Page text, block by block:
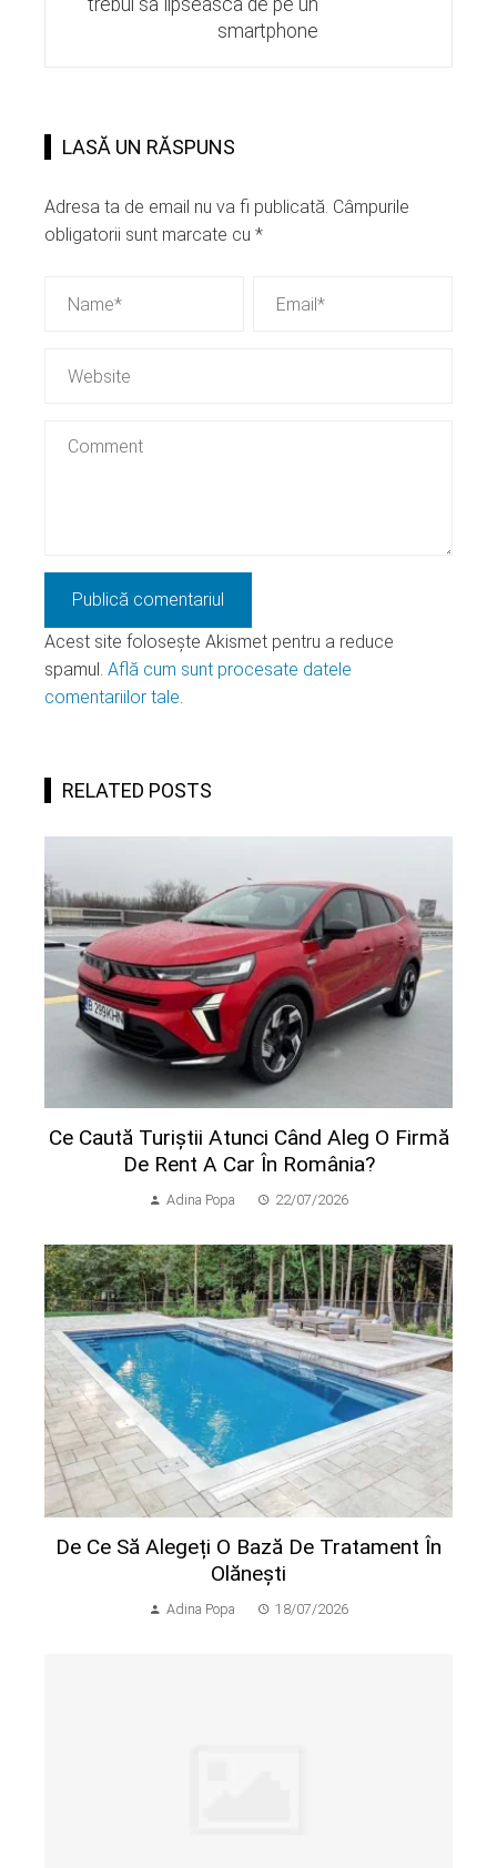
trebui sa lipseasca de pe un
smartphone
LASĂ UN RĂSPUNS
Adresa ta de email nu va fi publicată. Câmpurile
obligatorii sunt marcate cu *
Acest site folosește Akismet pentru a reduce
spamul. Află cum sunt procesate datele
comentariilor tale.
RELATED POSTS
Ce Caută Turiștii Atunci Când Aleg O Firmă
De Rent A Car În România?
Adina Popa 22/07/2026
De Ce Să Alegeți O Bază De Tratament În
Olănești
Adina Popa 18/07/2026